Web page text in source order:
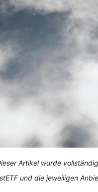
Artikel wurde
und die jeweiligen